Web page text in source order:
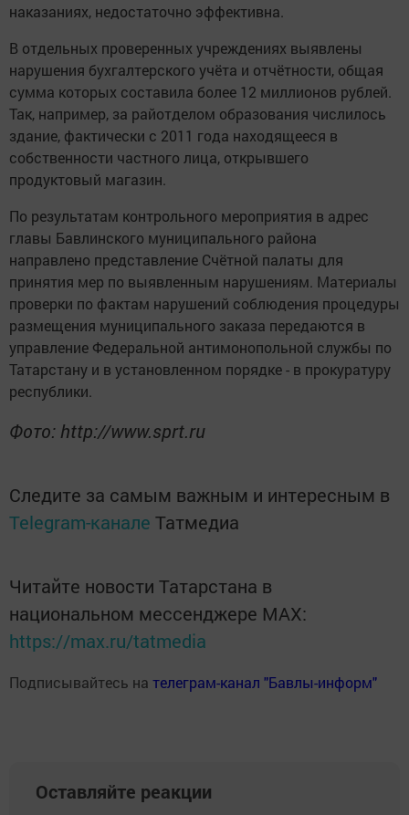
наказаниях, недостаточно эффективна.
В отдельных проверенных учреждениях выявлены
нарушения бухгалтерского учёта и отчётности, общая
сумма которых составила более 12 миллионов рублей.
Так, например, за райотделом образования числилось
здание, фактически с 2011 года находящееся в
собственности частного лица, открывшего
продуктовый магазин.
По результатам контрольного мероприятия в адрес
главы Бавлинского муниципального района
направлено представление Счётной палаты для
принятия мер по выявленным нарушениям. Материалы
проверки по фактам нарушений соблюдения процедуры
размещения муниципального заказа передаются в
управление Федеральной антимонопольной службы по
Татарстану и в установленном порядке - в прокуратуру
республики.
Фото: http://www.sprt.ru
Следите за самым важным и интересным в
Telegram-канале Татмедиа
Читайте новости Татарстана в
национальном мессенджере MАХ:
https://max.ru/tatmedia
Подписывайтесь на телеграм-канал "Бавлы-информ"
Оставляйте реакции